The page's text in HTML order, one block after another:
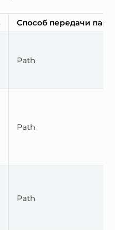
Способ передачи
Path
Path
Path